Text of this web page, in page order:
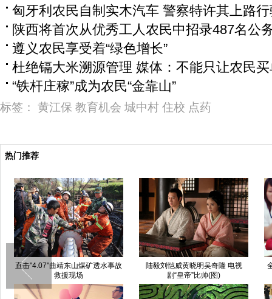
匈牙利农民自制实木汽车 警察特许其上路
陕西将首次从优秀工人农民中招录487名公
遵义农民享受着“绿色增长”
杜绝镉大米溯源管理 媒体：不能只让农民
“铁杆庄稼”成为农民“金靠山”
标签： 黄江保 教育机会 城中村 住校 点药
热门推荐
直击"4.07"曲靖东山煤矿透水事故
救援现场
陆毅刘恺威黄晓明吴奇隆 电视
剧“皇帝”比帅(图)